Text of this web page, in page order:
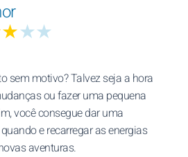
★★
sem motivo? Talvez seja a hora
ou fazer uma pequena
você consegue dar uma
e recarregar as energias
aventuras.